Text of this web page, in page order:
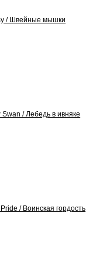
/ Швейные мышки
/ Лебедь в ивняке
/ Воинская гордость